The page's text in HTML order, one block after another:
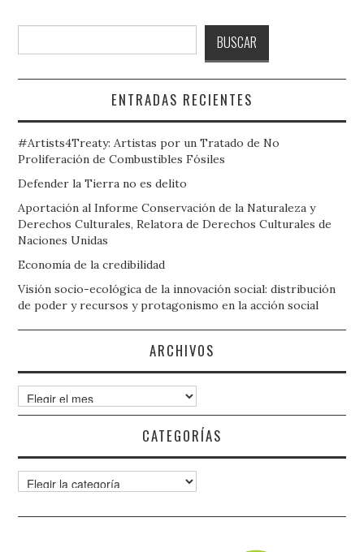
BUSCAR
ENTRADAS RECIENTES
#Artists4Treaty: Artistas por un Tratado de No
Proliferación de Combustibles Fósiles
Defender la Tierra no es delito
Aportación al Informe Conservación de la Naturaleza y
Derechos Culturales, Relatora de Derechos Culturales de
Naciones Unidas
Economía de la credibilidad
Visión socio-ecológica de la innovación social: distribución
de poder y recursos y protagonismo en la acción social
ARCHIVOS
Archivos
CATEGORÍAS
Categorías